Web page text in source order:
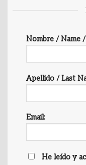
Nombre / Name
Apellido / Last
Email:
He leído y